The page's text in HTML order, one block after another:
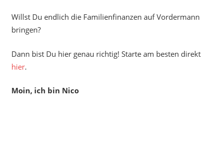
Willst Du endlich die Familienfinanzen auf Vordermann
bringen?
Dann bist Du hier genau richtig! Starte am besten direkt
hier.
Moin, ich bin Nico